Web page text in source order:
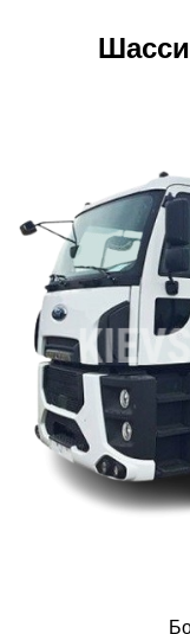
ЗАДАТЬ